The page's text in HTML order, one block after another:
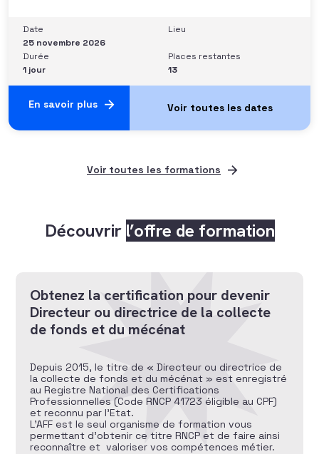
conviction et sur quoi elle se fonde (mots, attitude, …),
quelle est sa situation de
Date
25 novembre 2026
Lieu
Durée
1 jour
Places restantes
13
En savoir plus
Voir toutes les formations
Découvrir l’offre de formation
Obtenez la certification pour devenir
Directeur ou directrice de la collecte
de fonds et du mécénat
Depuis 2015, le titre de « Directeur ou directrice de
la collecte de fonds et du mécénat » est enregistré
au Registre National des Certifications
Professionnelles (Code RNCP 41723 éligible au CPF)
et reconnu par l’Etat.
L’AFF est le seul organisme de formation vous
permettant d’obtenir ce titre RNCP et de faire ainsi
reconnaître et valoriser vos compétences métier.